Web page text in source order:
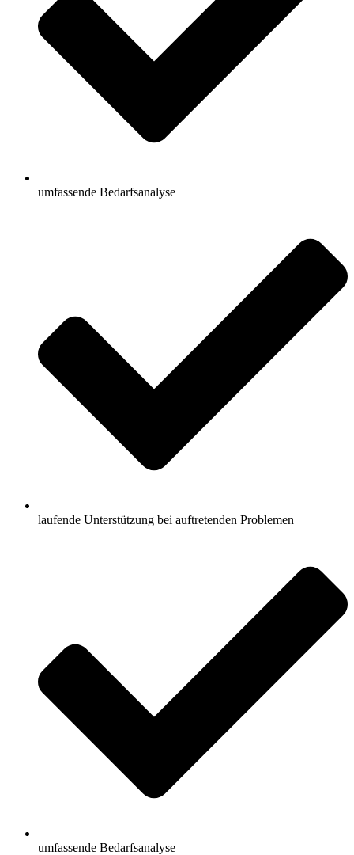
umfassende Bedarfsanalyse
laufende Unterstützung bei auftretenden Problemen
umfassende Bedarfsanalyse